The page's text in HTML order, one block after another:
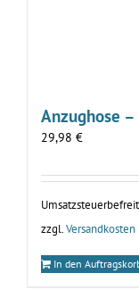
Anzughose
29,98 €
zzgl. Versandkosten
In den